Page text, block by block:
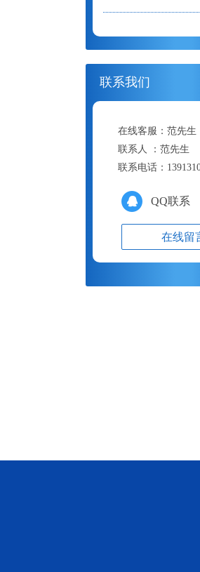
联系我们
在线客服： 范先生
联系人 ： 范先生
联系电话：
QQ联系
在线留